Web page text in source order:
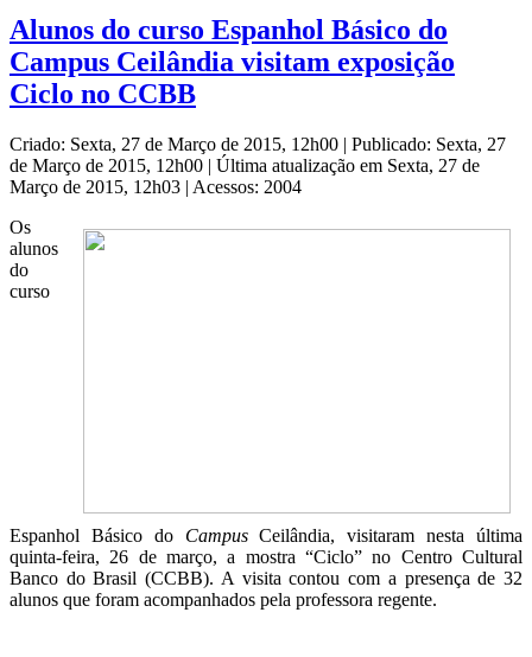
Alunos do curso Espanhol Básico do
Campus Ceilândia visitam exposição
Ciclo no CCBB
Criado: Sexta, 27 de Março de 2015, 12h00 | Publicado: Sexta, 27
de Março de 2015, 12h00 | Última atualização em Sexta, 27 de
Março de 2015, 12h03 | Acessos: 2004
Os
alunos
do
curso
Espanhol Básico do CampusCeilândia, visitaram nesta última
quinta-feira, 26 de março, a mostra “Ciclo” no Centro Cultural
Banco do Brasil (CCBB). A visita contou com a presença de 32
alunos que foram acompanhados pela professora regente.